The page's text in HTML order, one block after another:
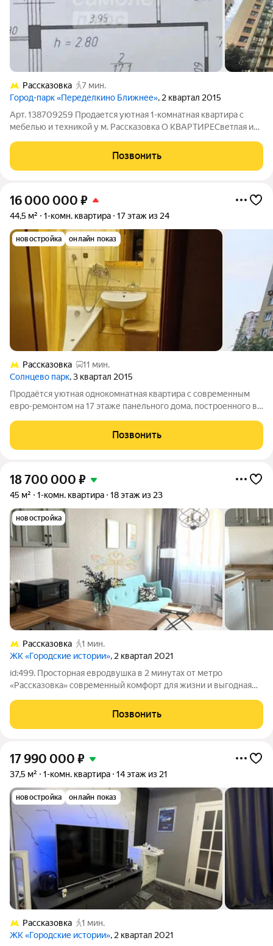
Рассказовка
7 мин.
Город-парк «Переделкино Ближнее», 2 квартал 2015
Арт. 138709259 Продается уютная 1-комнатная квартира с
мебелью и техникой у м. Рассказовка О КВАРТИРЕСветлая и
Панорамный балкон: отличный вид и дополнительное
пространство. Готова к
Позвонить
16 000 000 ₽
44,5 м² 1-комн. квартира 17 этаж из 24
новостройка онлайн показ
Рассказовка
11 мин.
Солнцево парк, 3 квартал 2015
Продаётся уютная однокомнатная квартира с современным
евро-ремонтом на 17 этаже панельного дома, построенного в
юго-восток, что обеспечивает счастливое пробуждение
лучами восходящего солнца и
Позвонить
18 700 000 ₽
45 м² 1-комн. квартира 18 этаж из 23
новостройка
Рассказовка
1 мин.
ЖК «Городские истории», 2 квартал 2021
id:499. Просторная евродвушка в 2 минутах от метро
«Рассказовка» современный комфорт для жизни и выгодная
квартира с функциональной евро-планировкой, где
пространство продумано для комфортной
Позвонить
17 990 000 ₽
37,5 м² 1-комн. квартира 14 этаж из 21
новостройка онлайн показ
Рассказовка
1 мин.
ЖК «Городские истории», 2 квартал 2021